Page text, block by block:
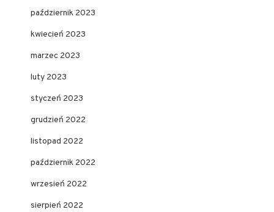
październik 2023
kwiecień 2023
marzec 2023
luty 2023
styczeń 2023
grudzień 2022
listopad 2022
październik 2022
wrzesień 2022
sierpień 2022